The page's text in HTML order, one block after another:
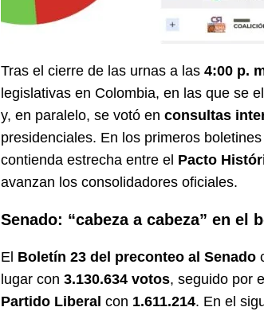
Tras el cierre de las urnas a las 4:00 p.
legislativas en Colombia, en las que se
y, en paralelo, se votó en consultas
presidenciales. En los primeros
contienda estrecha entre el Pacto
avanzan los consolidadores oficiales.
Senado: “cabeza a cabeza” en el
El Boletín 23 del preconteo al Senado
lugar con 3.130.634 votos, seguido por el
Partido Liberal con 1.611.214. En el